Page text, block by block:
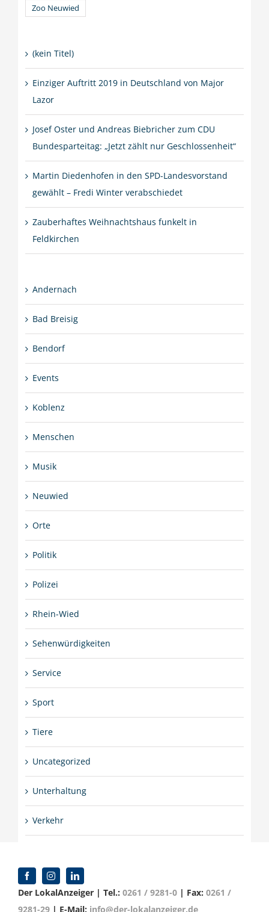
Zoo Neuwied
(kein Titel)
Einziger Auftritt 2019 in Deutschland von Major
Lazor
Josef Oster und Andreas Biebricher zum CDU
Bundesparteitag: „Jetzt zählt nur Geschlossenheit“
Martin Diedenhofen in den SPD-Landesvorstand
gewählt – Fredi Winter verabschiedet
Zauberhaftes Weihnachtshaus funkelt in
Feldkirchen
Andernach
Bad Breisig
Bendorf
Events
Koblenz
Menschen
Musik
Neuwied
Orte
Politik
Polizei
Rhein-Wied
Sehenwürdigkeiten
Service
Sport
Tiere
Uncategorized
Unterhaltung
Verkehr
Der LokalAnzeiger | Tel.: 0261 / 9281-0 | Fax: 0261 /
9281-29 | E-Mail: info@der-lokalanzeiger.de